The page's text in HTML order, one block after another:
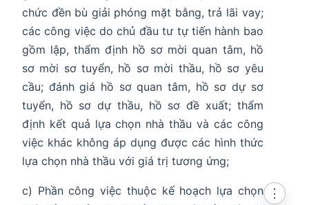
chức đền bù giải phóng mặt bằng, trả lãi vay;
các công việc do chủ đầu tư tự tiến hành bao
gồm lập, thẩm định hồ sơ mời quan tâm, hồ
sơ mời sơ tuyển, hồ sơ mời thầu, hồ sơ yêu
cầu; đánh giá hồ sơ quan tâm, hồ sơ dự sơ
tuyển, hồ sơ dự thầu, hồ sơ đề xuất; thẩm
định kết quả lựa chọn nhà thầu và các công
việc khác không áp dụng được các hình thức
lựa chọn nhà thầu với giá trị tương ứng;
c) Phần công việc thuộc kế hoạch lựa chọn
⋮